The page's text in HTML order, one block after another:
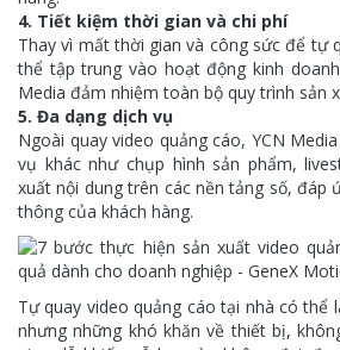
4. Tiết kiệm thời gian và chi phí
Thay vì mất thời gian và công sức để tự
thể tập trung vào hoạt động kinh
Media đảm nhiệm toàn bộ quy trình sản
5. Đa dạng dịch vụ
Ngoài quay video quảng cáo, YCN
vụ khác như chụp hình sản phẩm,
xuất nội dung trên các nền tảng số, đáp
thông của khách hàng.
Tự quay video quảng cáo tại nhà có thể
nhưng những khó khăn về thiết bị,